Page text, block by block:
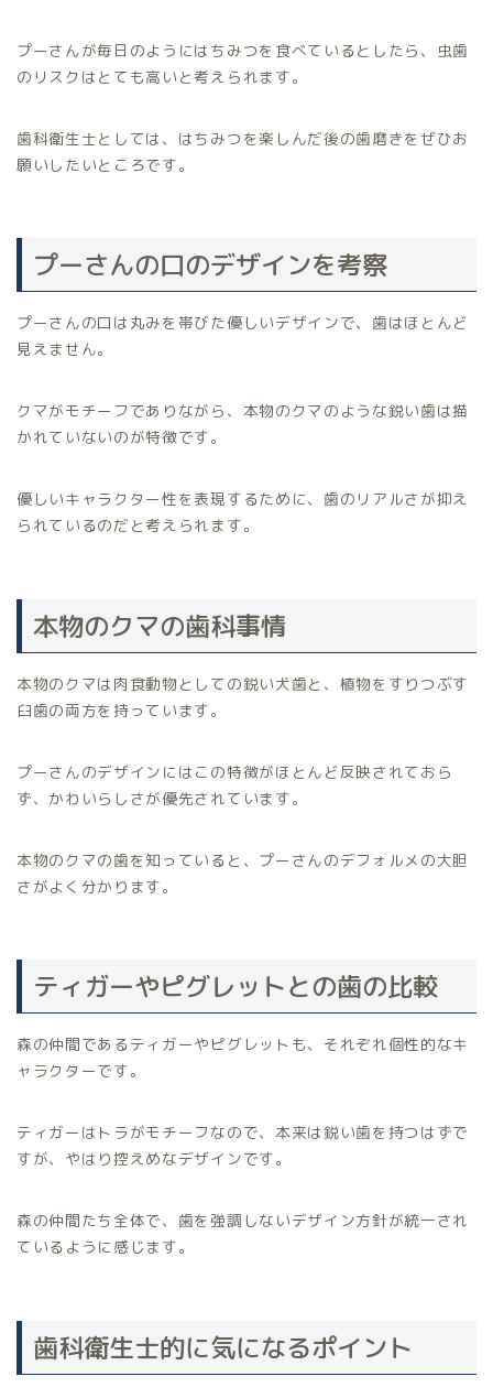
プーさんが毎日のようにはちみつを食べているとしたら、虫歯
のリスクはとても高いと考えられます。
歯科衛生士としては、はちみつを楽しんだ後の歯磨きをぜひお
願いしたいところです。
プーさんの口のデザインを考察
プーさんの口は丸みを帯びた優しいデザインで、歯はほとんど
見えません。
クマがモチーフでありながら、本物のクマのような鋭い歯は描
かれていないのが特徴です。
優しいキャラクター性を表現するために、歯のリアルさが抑え
られているのだと考えられます。
本物のクマの歯科事情
本物のクマは肉食動物としての鋭い犬歯と、植物をすりつぶす
臼歯の両方を持っています。
プーさんのデザインにはこの特徴がほとんど反映されておら
ず、かわいらしさが優先されています。
本物のクマの歯を知っていると、プーさんのデフォルメの大胆
さがよく分かります。
ティガーやピグレットとの歯の比較
森の仲間であるティガーやピグレットも、それぞれ個性的なキ
ャラクターです。
ティガーはトラがモチーフなので、本来は鋭い歯を持つはずで
すが、やはり控えめなデザインです。
森の仲間たち全体で、歯を強調しないデザイン方針が統一され
ているように感じます。
歯科衛生士的に気になるポイント